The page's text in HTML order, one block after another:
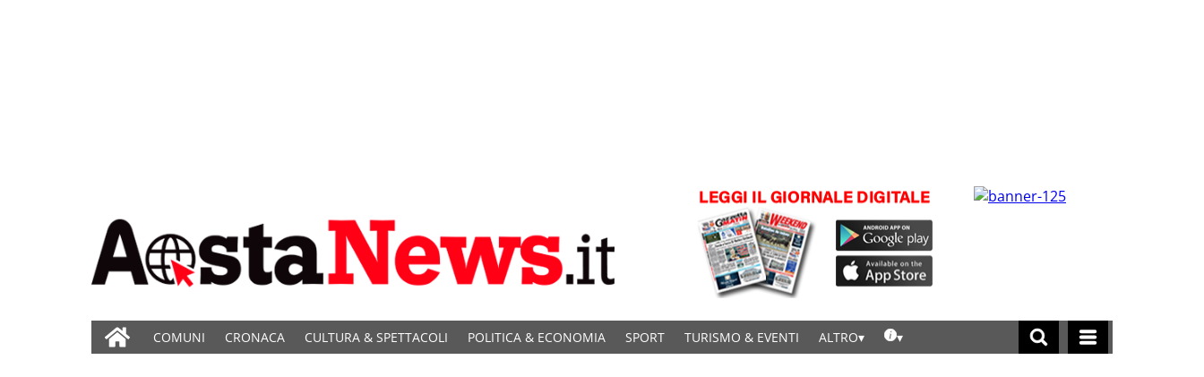
COMUNI CRONACA CULTURA & SPETTACOLI POLITICA & ECONOMIA SPORT TURISMO & EVENTI ALTRO